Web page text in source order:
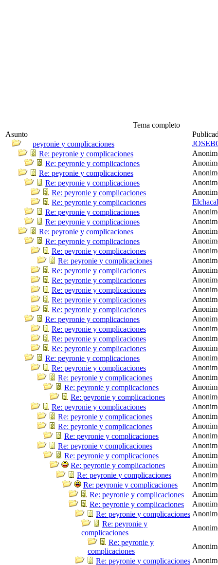
Tema completo
Asunto
peyronie y complicaciones
Re: peyronie y complicaciones
Re: peyronie y complicaciones
Re: peyronie y complicaciones
Re: peyronie y complicaciones
Re: peyronie y complicaciones
Re: peyronie y complicaciones
Elchacal
Re: peyronie y complicaciones
Re: peyronie y complicaciones
Re: peyronie y complicaciones
Re: peyronie y complicaciones
Re: peyronie y complicaciones
Re: peyronie y complicaciones
Re: peyronie y complicaciones
Re: peyronie y complicaciones
Re: peyronie y complicaciones
Re: peyronie y complicaciones
Re: peyronie y complicaciones
Re: peyronie y complicaciones
Re: peyronie y complicaciones
Re: peyronie y complicaciones
Re: peyronie y complicaciones
Re: peyronie y complicaciones
Re: peyronie y complicaciones
Re: peyronie y complicaciones
Re: peyronie y complicaciones
Re: peyronie y complicaciones
Re: peyronie y complicaciones
Re: peyronie y complicaciones
Re: peyronie y complicaciones
Re: peyronie y complicaciones
Re: peyronie y complicaciones
Re: peyronie y complicaciones
Re: peyronie y complicaciones
Re: peyronie y complicaciones
Re: peyronie y complicaciones
Re: peyronie y complicaciones
Re: peyronie y complicaciones
Re: peyronie y complicaciones
Re: peyronie y
complicaciones
Re: peyronie y
complicaciones
Re: peyronie y complicaciones